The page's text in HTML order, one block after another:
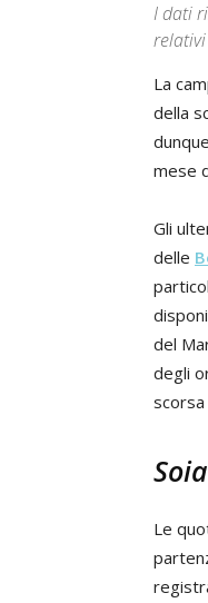
I dati
La
della
mese
Gli
delle
del
degli
scorsa
Soia
Le